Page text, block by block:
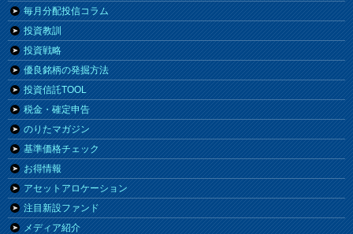
毎月分配投信コラム
投資教訓
投資戦略
優良銘柄の発掘方法
投資信託TOOL
税金・確定申告
のりたマガジン
基準価格チェック
お得情報
アセットアロケーション
注目新設ファンド
メディア紹介